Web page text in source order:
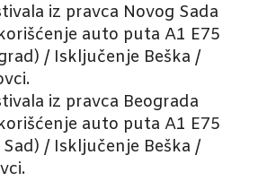
iz pravca Novog Sada
auto puta A1 E75
/ Isključenje Beška /
iz pravca Beograda
auto puta A1 E75
/ Isključenje Beška /